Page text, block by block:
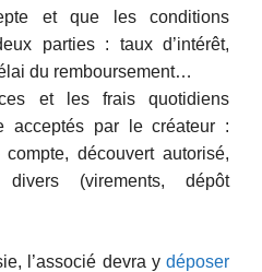
et que les conditions
parties : taux d’intérêt,
du remboursement…
et les frais quotidiens
acceptés par le créateur :
découvert autorisé,
(virements, dépôt
l’associé devra y déposer